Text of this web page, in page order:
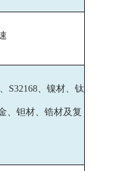
S32168、镍材、钛
、钽材、锆材及复